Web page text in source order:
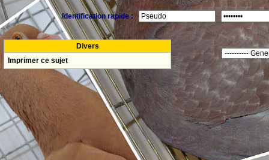
Identification rapide :
Divers
Imprimer ce sujet